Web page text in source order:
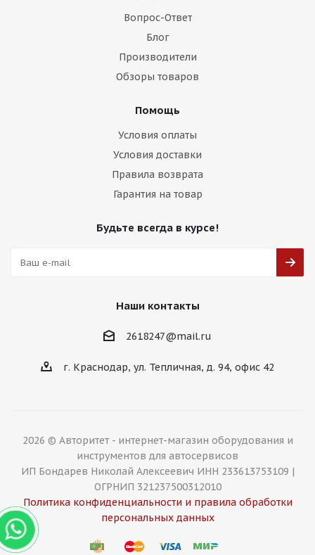
Вопрос-Ответ
Блог
Производители
Обзоры товаров
Помощь
Условия оплаты
Условия доставки
Правила возврата
Гарантия на товар
Будьте всегда в курсе!
Наши контакты
2618247@mail.ru
г. Краснодар, ул. Тепличная, д. 94, офис 42
2026 © Авторитет - интернет-магазин оборудования и
инструментов для автосервисов
ИП Бондарев Николай Алексеевич ИНН 233613753109 |
ОГРНИП 321237500312010
Политика конфиденциальности и правила обработки
персональных данных